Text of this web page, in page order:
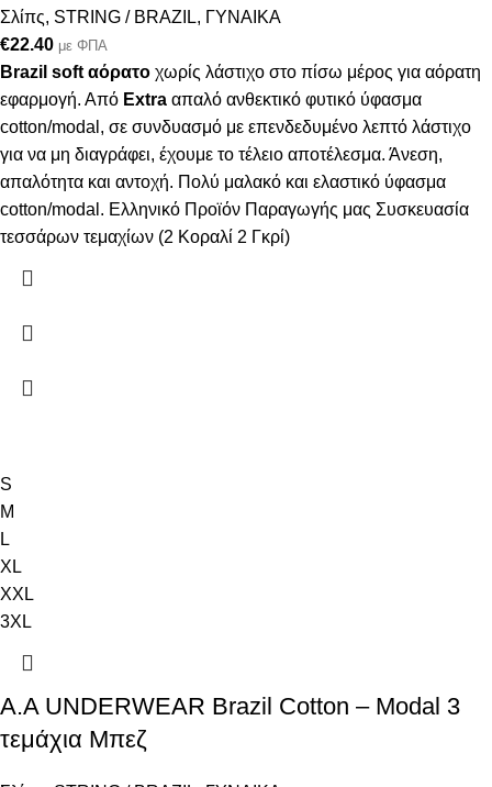
Σλίπς, STRING / BRAZIL, ΓΥΝΑΙΚΑ
€22.40 με ΦΠΑ
Brazil soft αόρατο χωρίς λάστιχο στο πίσω μέρος για αόρατη
εφαρμογή. Από Extra απαλό ανθεκτικό φυτικό ύφασμα
cotton/modal, σε συνδυασμό με επενδεδυμένο λεπτό λάστιχο
για να μη διαγράφει, έχουμε το τέλειο αποτέλεσμα. Άνεση,
απαλότητα και αντοχή. Πολύ μαλακό και ελαστικό ύφασμα
cotton/modal. Ελληνικό Προϊόν Παραγωγής μας Συσκευασία
τεσσάρων τεμαχίων (2 Κοραλί 2 Γκρί)
S
M
L
XL
XXL
3XL
A.A UNDERWEAR Brazil Cotton – Modal 3
τεμάχια Μπεζ